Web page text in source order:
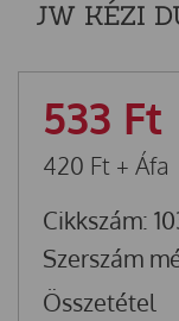
JW KÉZI
533 Ft
420 Ft + Áfa
Cikkszám:
Szerszám
Összetétel